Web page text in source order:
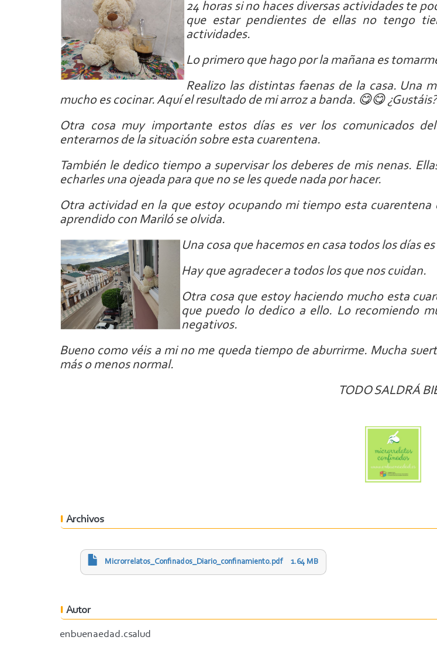
24 horas si no haces diversas actividades te
que estar pendientes de ellas no tengo
actividades.
Lo primero que hago por la mañana es
Realizo las distintas faenas de la casa. Una
mucho es cocinar. Aquí el resultado de mi arroz a banda. 😋😋
Otra cosa muy importante estos días es ver los comunicados
enterarnos de la situación sobre esta cuarentena.
También le dedico tiempo a supervisar los deberes de mis nenas.
echarles una ojeada para que no se les quede nada por hacer.
Otra actividad en la que estoy ocupando mi tiempo esta
aprendido con Mariló se olvida.
Una cosa que hacemos en casa todos los días
Hay que agradecer a todos los que nos cuidan.
Otra cosa que estoy haciendo mucho esta
que puedo lo dedico a ello. Lo recomiendo
negativos.
Bueno como véis a mi no me queda tiempo de aburrirme. Mucha
más o menos normal.
TODO SALDRÁ
Archivos
Microrrelatos_Confinados_Diario_confinamiento.pdf 1.64 MB
Autor
enbuenaedad.csalud